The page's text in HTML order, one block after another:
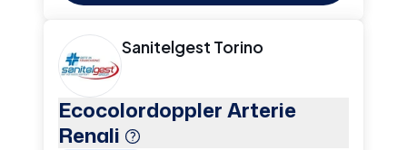
Sanitelgest Torino
Ecocolordoppler Arterie
Renali